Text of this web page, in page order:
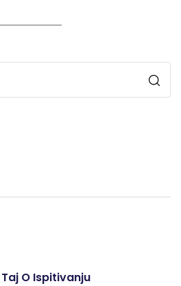
O Ispitivanju